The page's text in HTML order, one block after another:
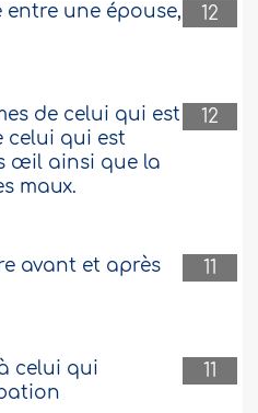
12
une épouse,
12
de celui qui est
celui qui est
œil ainsi que la
maux.
11
avant et après
11
celui qui